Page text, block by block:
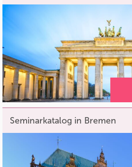
Seminarkatalog in Bremen